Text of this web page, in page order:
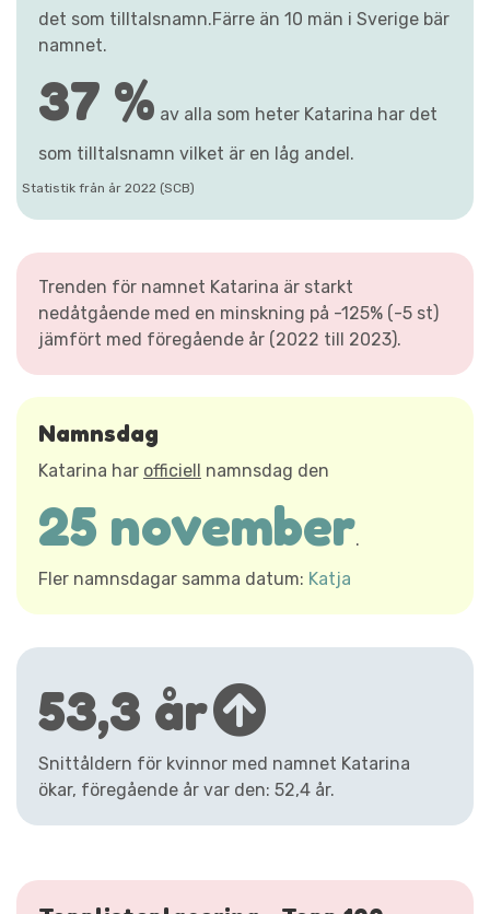
det som tilltalsnamn.Färre än 10 män i Sverige bär
namnet.
37 % av alla som heter Katarina har det
som tilltalsnamn vilket är en låg andel.
Statistik från år 2022 (SCB)
Trenden för namnet Katarina är starkt
nedåtgående med en minskning på -125% (-5 st)
jämfört med föregående år (2022 till 2023).
Namnsdag
Katarina har officiell namnsdag den
25 november.
Fler namnsdagar samma datum: Katja
53,3 år
Snittåldern för kvinnor med namnet Katarina
ökar, föregående år var den: 52,4 år.